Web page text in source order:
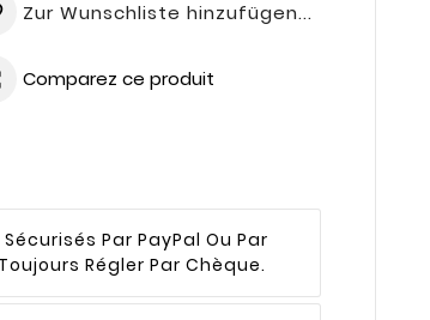
Zur Wunschliste hinzufügen...
Comparez ce produit
Par PayPal Ou Par
Régler Par Chèque.